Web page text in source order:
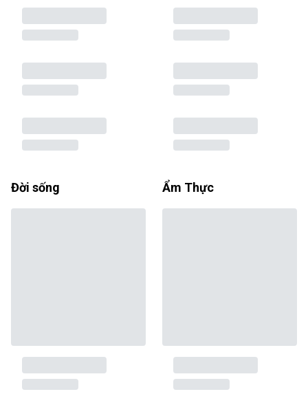
Đời sống Ẩm Thực